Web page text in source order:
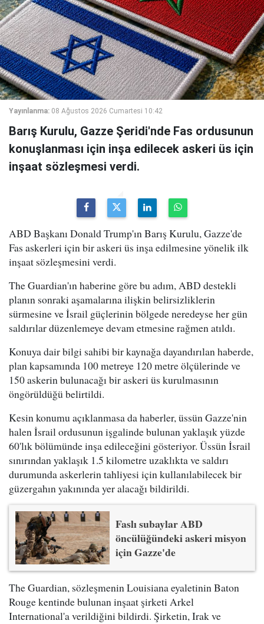
Yayınlanma: 08 Ağustos 2026 Cumartesi 10:42
Barış Kurulu, Gazze Şeridi'nde Fas ordusunun
konuşlanması için inşa edilecek askeri üs için
inşaat sözleşmesi verdi.
ABD Başkanı Donald Trump'ın Barış Kurulu, Gazze'de
Fas askerleri için bir askeri üs inşa edilmesine yönelik ilk
inşaat sözleşmesini verdi.
The Guardian'ın haberine göre bu adım, ABD destekli
planın sonraki aşamalarına ilişkin belirsizliklerin
sürmesine ve İsrail güçlerinin bölgede neredeyse her gün
saldırılar düzenlemeye devam etmesine rağmen atıldı.
Konuya dair bilgi sahibi bir kaynağa dayandırılan haberde,
plan kapsamında 100 metreye 120 metre ölçülerinde ve
150 askerin bulunacağı bir askeri üs kurulmasının
öngörüldüğü belirtildi.
Kesin konumu açıklanmasa da haberler, üssün Gazze'nin
halen İsrail ordusunun işgalinde bulunan yaklaşık yüzde
60'lık bölümünde inşa edileceğini gösteriyor. Üssün İsrail
sınırından yaklaşık 1.5 kilometre uzaklıkta ve saldırı
durumunda askerlerin tahliyesi için kullanılabilecek bir
güzergahın yakınında yer alacağı bildirildi.
Faslı subaylar ABD
öncülüğündeki askeri misyon
için Gazze'de
The Guardian, sözleşmenin Louisiana eyaletinin Baton
Rouge kentinde bulunan inşaat şirketi Arkel
International'a verildiğini bildirdi. Şirketin, Irak ve